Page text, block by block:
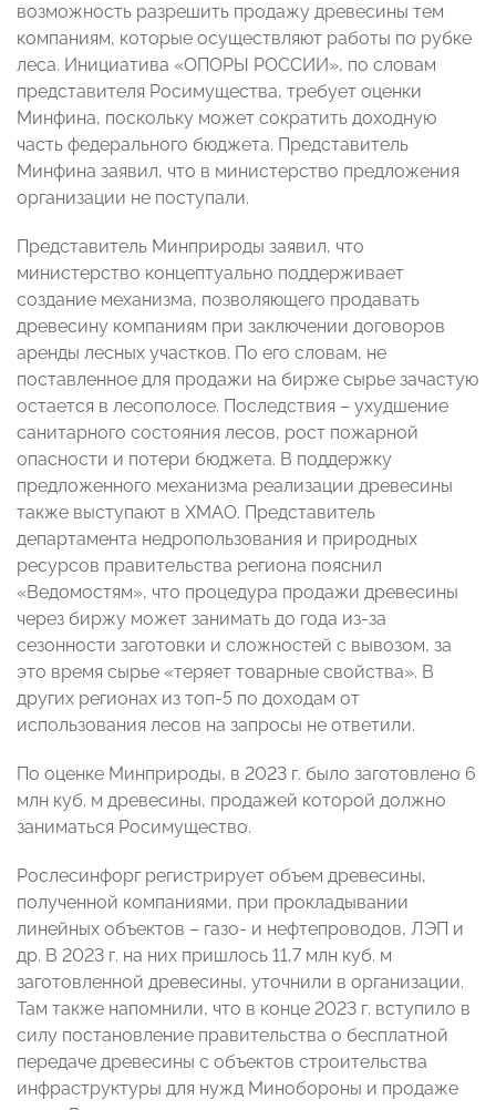
возможность разрешить продажу древесины тем
компаниям, которые осуществляют работы по рубке
леса. Инициатива «ОПОРЫ РОССИИ», по словам
представителя Росимущества, требует оценки
Минфина, поскольку может сократить доходную
часть федерального бюджета. Представитель
Минфина заявил, что в министерство предложения
организации не поступали.
Представитель Минприроды заявил, что
министерство концептуально поддерживает
создание механизма, позволяющего продавать
древесину компаниям при заключении договоров
аренды лесных участков. По его словам, не
поставленное для продажи на бирже сырье зачастую
остается в лесополосе. Последствия – ухудшение
санитарного состояния лесов, рост пожарной
опасности и потери бюджета. В поддержку
предложенного механизма реализации древесины
также выступают в ХМАО. Представитель
департамента недропользования и природных
ресурсов правительства региона пояснил
«Ведомостям», что процедура продажи древесины
через биржу может занимать до года из-за
сезонности заготовки и сложностей с вывозом, за
это время сырье «теряет товарные свойства». В
других регионах из топ-5 по доходам от
использования лесов на запросы не ответили.
По оценке Минприроды, в 2023 г. было заготовлено 6
млн куб. м древесины, продажей которой должно
заниматься Росимущество.
Рослесинфорг регистрирует объем древесины,
полученной компаниями, при прокладывании
линейных объектов – газо- и нефтепроводов, ЛЭП и
др. В 2023 г. на них пришлось 11,7 млн куб. м
заготовленной древесины, уточнили в организации.
Там также напомнили, что в конце 2023 г. вступило в
силу постановление правительства о бесплатной
передаче древесины с объектов строительства
инфраструктуры для нужд Минобороны и продаже